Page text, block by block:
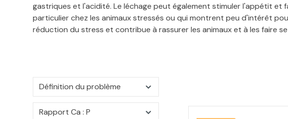
gastriques et l'acidité. Le léchage peut également stimuler l'appétit et
particulier chez les animaux stressés ou qui montrent peu d'intérêt
réduction du stress et contribue à rassurer les animaux et à les faire
Définition du problème
Rapport Ca : P